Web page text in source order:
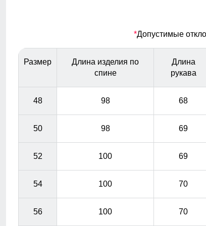
Съемный ветрозащитный капюшон
Капюшон надежно защищает от различных
факторов, таких как ветер.
*Допустимые
Размер
Длина изделия по
спине
Длина
рукава
48 98 68
50 98 69
52 100 69
54 100 70
56 100 70